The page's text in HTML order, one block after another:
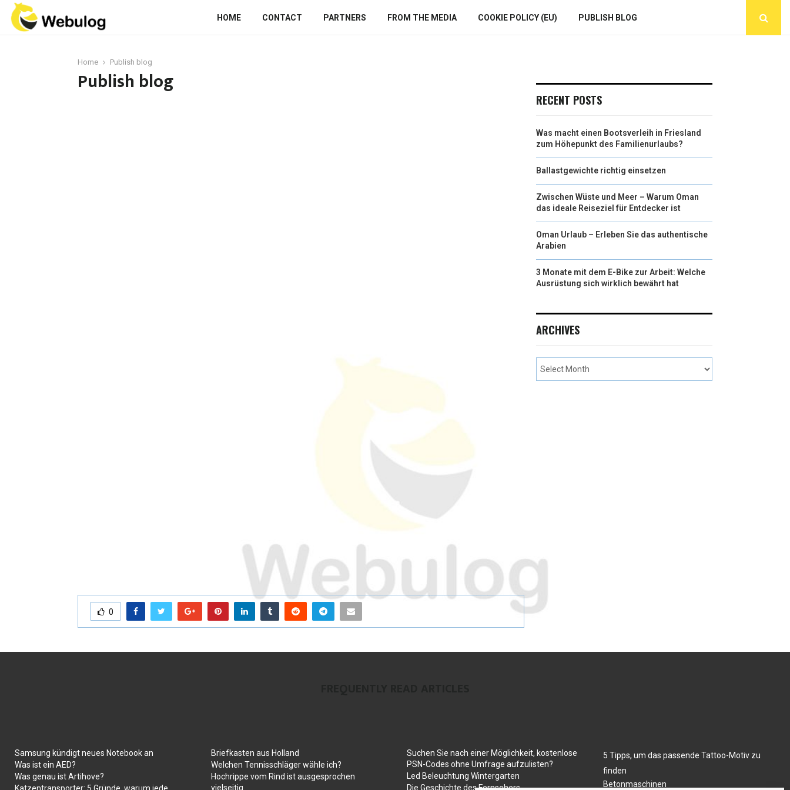
HOME CONTACT PARTNERS FROM THE MEDIA COOKIE POLICY (EU) PUBLISH BLOG
Home Publish blog
Publish blog
0
RECENT POSTS
Was macht einen Bootsverleih in Friesland
zum Höhepunkt des Familienurlaubs?
Ballastgewichte richtig einsetzen
Zwischen Wüste und Meer – Warum Oman
das ideale Reiseziel für Entdecker ist
Oman Urlaub – Erleben Sie das authentische
Arabien
3 Monate mit dem E-Bike zur Arbeit: Welche
Ausrüstung sich wirklich bewährt hat
ARCHIVES
Samsung kündigt neues Notebook an
Was ist ein AED?
Was genau ist Artihove?
Katzentransporter: 5 Gründe, warum jede
Briefkasten aus Holland
Welchen Tennisschläger wähle ich?
Hochrippe vom Rind ist ausgesprochen
vielseitig
Suchen Sie nach einer Möglichkeit, kostenlose
PSN-Codes ohne Umfrage aufzulisten?
Led Beleuchtung Wintergarten
Die Geschichte des Fernsehers
5 Tipps, um das passende Tattoo-Motiv zu
finden
Betonmaschinen